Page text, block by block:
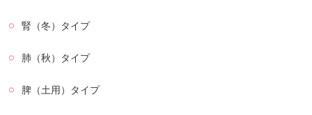
腎（冬）タイプ
肺（秋）タイプ
脾（土用）タイプ